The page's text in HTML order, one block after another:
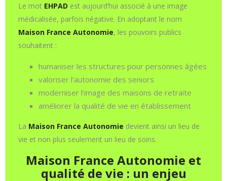
Le mot EHPAD est aujourd’hui associé à une image
médicalisée, parfois négative. En adoptant le nom
Maison France Autonomie, les pouvoirs publics
souhaitent :
humaniser les structures pour personnes âgées
valoriser l’autonomie des seniors
moderniser l’image des maisons de retraite
améliorer la qualité de vie en établissement
La Maison France Autonomie devient ainsi un lieu de
vie et non plus seulement un lieu de soins.
Maison France Autonomie et
qualité de vie : un enjeu